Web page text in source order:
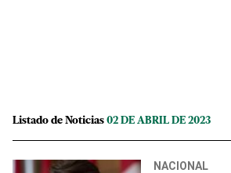
Listado de Noticias 02 DE ABRIL DE 2023
NACIONAL